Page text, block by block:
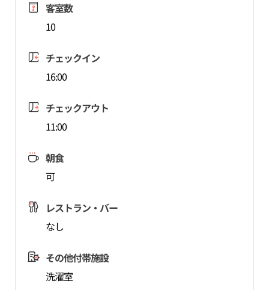
客室数
10
チェックイン
16:00
チェックアウト
11:00
朝食
可
レストラン・バー
なし
その他付帯施設
洗濯室